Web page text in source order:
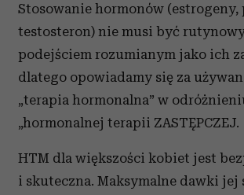
Stosowanie hormonów (estrogeny,
testosteron) nie musi być
podejściem rozumianym jako ich
dlatego opowiadamy się za
„terapia hormonalna” w
„hormonalnej terapii ZASTĘPCZEJ.
HTM dla większości kobiet jest
i skuteczna. Maksymalne dawki jej